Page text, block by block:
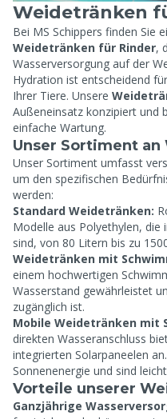
Weidetränken
Bei MS Schippers finden Sie
Weidetränken für Rinder,
Wasserversorgung auf der
Hydration ist entscheidend
Ihrer Tiere. Unsere
Außeneinsatz konzipiert und
einfache Wartung.
Unser Sortiment
Unser Sortiment umfasst
um den spezifischen
werden:
Standard Weidetränken:
Modelle aus Polyethylen, die
sind, von 80 Litern bis zu
Weidetränken mit
einem hochwertigen
Wasserstand gewährleistet
zugänglich ist.
Mobile Weidetränken mit
direkten Wasseranschluss
integrierten Solarpaneelen
Sonnenenergie und sind
Vorteile unserer
Ganzjährige